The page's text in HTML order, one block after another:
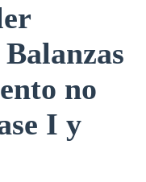
no
I y